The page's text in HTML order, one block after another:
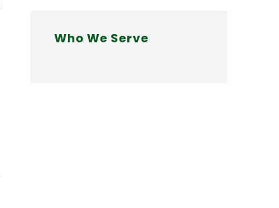
Who We Serve